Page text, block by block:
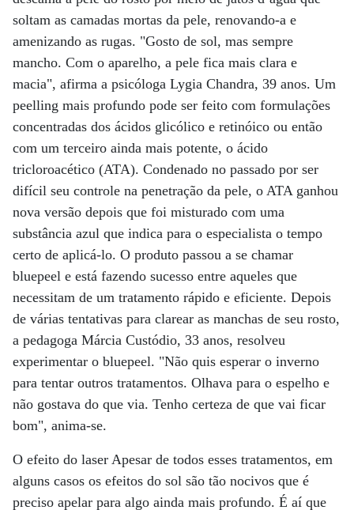
soltam as camadas mortas da pele, renovando-a e
amenizando as rugas. "Gosto de sol, mas sempre
mancho. Com o aparelho, a pele fica mais clara e
macia", afirma a psicóloga Lygia Chandra, 39 anos. Um
peelling mais profundo pode ser feito com formulações
concentradas dos ácidos glicólico e retinóico ou então
com um terceiro ainda mais potente, o ácido
tricloroacético (ATA). Condenado no passado por ser
difícil seu controle na penetração da pele, o ATA ganhou
nova versão depois que foi misturado com uma
substância azul que indica para o especialista o tempo
certo de aplicá-lo. O produto passou a se chamar
bluepeel e está fazendo sucesso entre aqueles que
necessitam de um tratamento rápido e eficiente. Depois
de várias tentativas para clarear as manchas de seu rosto,
a pedagoga Márcia Custódio, 33 anos, resolveu
experimentar o bluepeel. "Não quis esperar o inverno
para tentar outros tratamentos. Olhava para o espelho e
não gostava do que via. Tenho certeza de que vai ficar
bom", anima-se.
O efeito do laser Apesar de todos esses tratamentos, em
alguns casos os efeitos do sol são tão nocivos que é
preciso apelar para algo ainda mais profundo. É aí que